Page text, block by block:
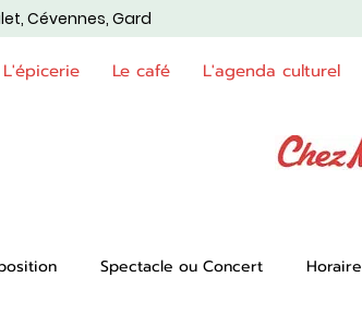
Cévennes, Gard
L'épicerie Le café L'agenda culturel
Spectacle ou Concert